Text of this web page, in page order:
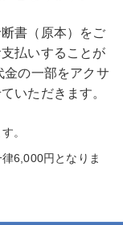
書（原本）をご
払いすることが
金の一部をアクサ
いただきます。
。
6,000円となりま